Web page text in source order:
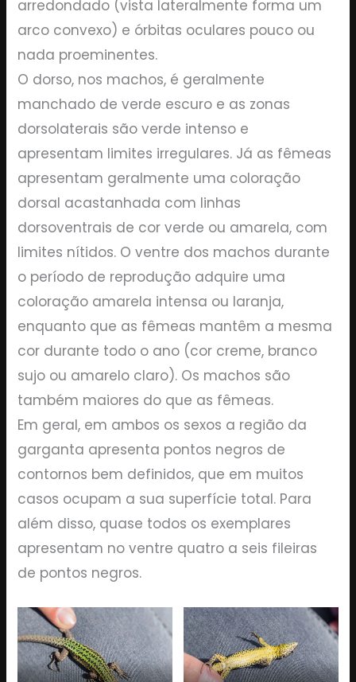
arredondado (vista lateralmente forma um
arco convexo) e órbitas oculares pouco ou
nada proeminentes.
O dorso, nos machos, é geralmente
manchado de verde escuro e as zonas
dorsolaterais são verde intenso e
apresentam limites irregulares. Já as fêmeas
apresentam geralmente uma coloração
dorsal acastanhada com linhas
dorsoventrais de cor verde ou amarela, com
limites nítidos. O ventre dos machos durante
o período de reprodução adquire uma
coloração amarela intensa ou laranja,
enquanto que as fêmeas mantêm a mesma
cor durante todo o ano (cor creme, branco
sujo ou amarelo claro). Os machos são
também maiores do que as fêmeas.
Em geral, em ambos os sexos a região da
garganta apresenta pontos negros de
contornos bem definidos, que em muitos
casos ocupam a sua superfície total. Para
além disso, quase todos os exemplares
apresentam no ventre quatro a seis fileiras
de pontos negros.